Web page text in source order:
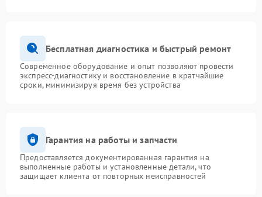
Бесплатная диагностика и быстрый ремонт
Современное оборудование и опыт позволяют провести
экспресс-диагностику и восстановление в кратчайшие
сроки, минимизируя время без устройства
Гарантия на работы и запчасти
Предоставляется документированная гарантия на
выполненные работы и установленные детали, что
защищает клиента от повторных неисправностей